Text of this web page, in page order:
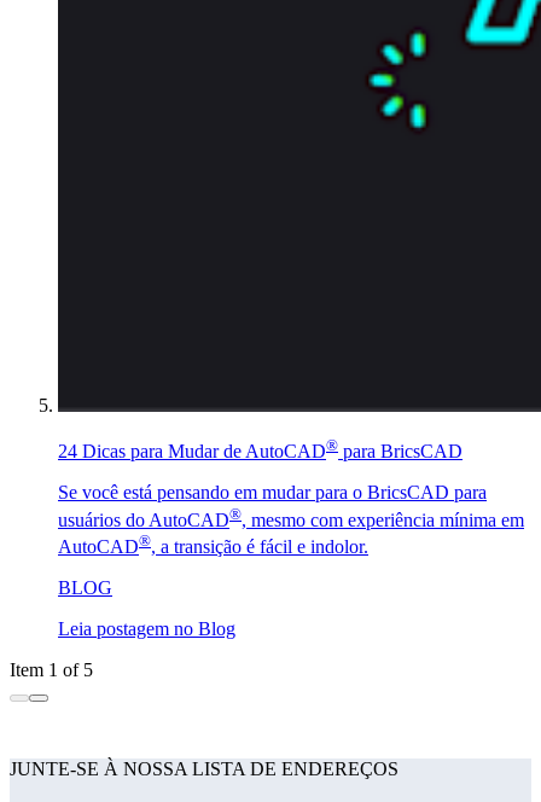
24 Dicas para Mudar de AutoCAD® para BricsCAD
Se você está pensando em mudar para o BricsCAD para
usuários do AutoCAD®, mesmo com experiência mínima em
AutoCAD®, a transição é fácil e indolor.
BLOG
Leia postagem no Blog
Item 1 of 5
JUNTE-SE À NOSSA LISTA DE ENDEREÇOS